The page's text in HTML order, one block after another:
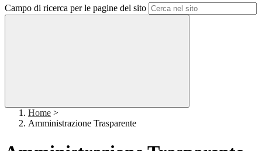
Campo di ricerca per le pagine del sito
Home >
Amministrazione Trasparente